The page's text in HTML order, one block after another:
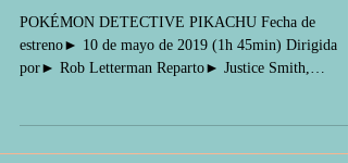
Smith y Kathryn Newton
POKÉMON DETECTIVE PIKACHU Fecha de
Kathryn...